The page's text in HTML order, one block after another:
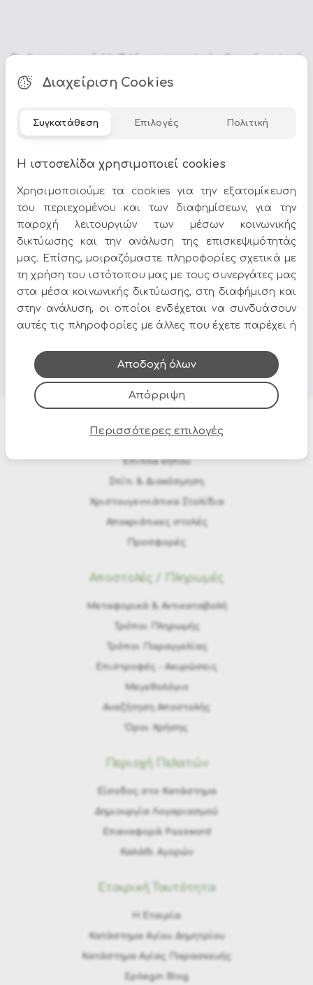
Τα
αποτελούν ιδανική επιλογή
για να δώσετε χαρακτήρα στον χώρο σας. Στο Epilegin
θα βρείτε πλούσια γκάμα σε σχέδια, χρώματα και
σπιτιού σας.
Όλες οι προσφορές και τα νέα του Epilegin,
στο email και τα social media!
Προϊόντα
Έπιπλα κήπου
Σπίτι & Διακόσμηση
Χριστουγεννιάτικα Στολίδια
Αποκριάτικες στολές
Προσφορές
Αποστολές / Πληρωμές
Μεταφορικά & Αντικαταβολή
Τρόποι Πληρωμής
Τρόποι Παραγγελίας
Eπιστροφές - Ακυρώσεις
Μεγεθολόγιο
Αναζήτηση Αποστολής
Όροι Χρήσης
Περιοχή Πελατών
Είσοδος στο Κατάστημα
Δημιουργία Λογαριασμού
Επαναφορά Password
Καλάθι Αγορών
Εταιρική Ταυτότητα
H Εταιρία
Κατάστημα Αγίου Δημητρίου
Κατάστημα Αγίας Παρασκευής
Epilegin Blog
Διαχείριση Cookies
Συγκατάθεση Επιλογές Πολιτική
Η ιστοσελίδα χρησιμοποιεί cookies
Χρησιμοποιούμε τα cookies για την εξατομίκευση
του περιεχομένου και των διαφημίσεων, για την
παροχή λειτουργιών των μέσων κοινωνικής
δικτύωσης και την ανάλυση της επισκεψιμότητάς
μας. Επίσης, μοιραζόμαστε πληροφορίες σχετικά με
τη χρήση του ιστότοπου μας με τους συνεργάτες μας
στα μέσα κοινωνικής δικτύωσης, στη διαφήμιση και
στην ανάλυση, οι οποίοι ενδέχεται να συνδυάσουν
αυτές τις πληροφορίες με άλλες που έχετε παρέχει ή
τους.
Απόρριψη
Αποδοχή όλων
Περισσότερες επιλογές